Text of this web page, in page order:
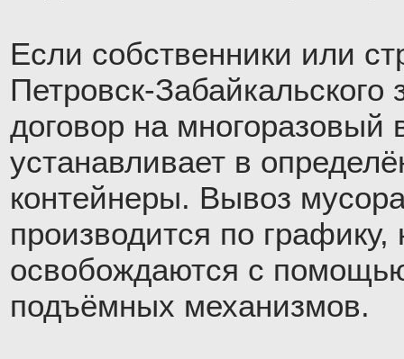
Если собственники или
Петровск-
договор на
устанавливает в
контейнеры. Вывоз
производится по графику,
освобождаются с
подъёмных механизмов.